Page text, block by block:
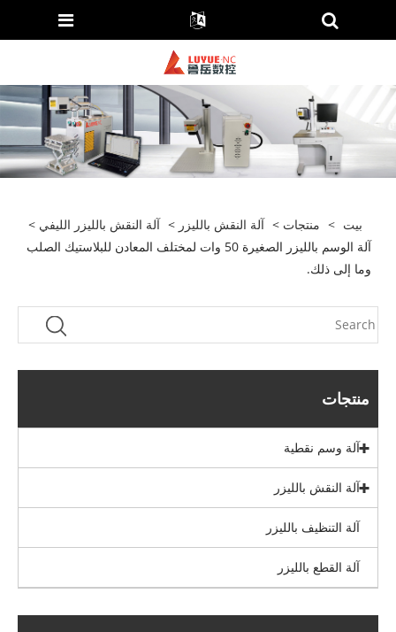
بيت > منتجات > آلة النقش بالليزر > آلة النقش بالليزر الليفي >
آلة الوسم بالليزر الصغيرة 50 وات لمختلف المعادن للبلاستيك الصلب
وما إلى ذلك.
منتجات
آلة وسم نقطية
آلة النقش بالليزر
آلة التنظيف بالليزر
آلة القطع بالليزر